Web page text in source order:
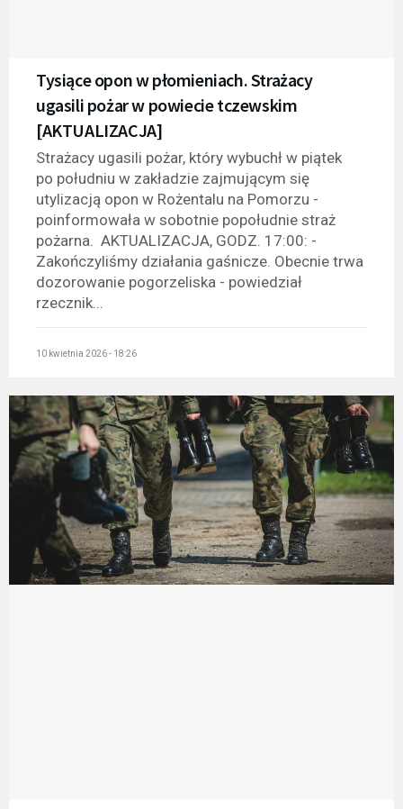
Tysiące opon w płomieniach. Strażacy
ugasili pożar w powiecie tczewskim
[AKTUALIZACJA]
Strażacy ugasili pożar, który wybuchł w piątek
po południu w zakładzie zajmującym się
utylizacją opon w Rożentalu na Pomorzu -
poinformowała w sobotnie popołudnie straż
pożarna. AKTUALIZACJA, GODZ. 17:00: -
Zakończyliśmy działania gaśnicze. Obecnie trwa
dozorowanie pogorzeliska - powiedział
rzecznik...
10 kwietnia 2026 - 18:26